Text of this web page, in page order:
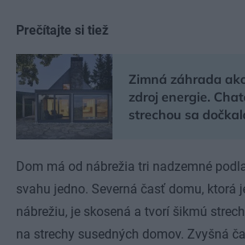
Prečítajte si tiež
Zimná záhrada
zdroj energie.
strechou sa
Dom má od nábrežia tri nadzemné
svahu jedno. Severná časť domu, ktorá
nábrežiu, je skosená a tvorí šikmú
na strechy susedných domov. Zvyšná